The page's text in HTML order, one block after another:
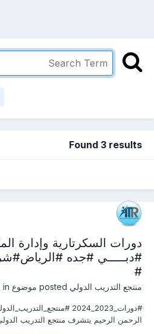
Found 3 results
#دبـــــي #جده
#
منتجع التدريب الدولي